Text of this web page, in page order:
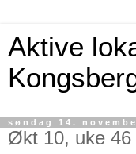
Aktive
søndag 14.
Økt 10, uke 46